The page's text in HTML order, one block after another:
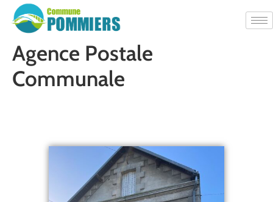
Agence Postale
Communale